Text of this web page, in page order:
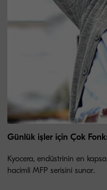
Günlük işler için Çok
Kyocera, endüstrinin en
hacimli MFP serisini sunar.